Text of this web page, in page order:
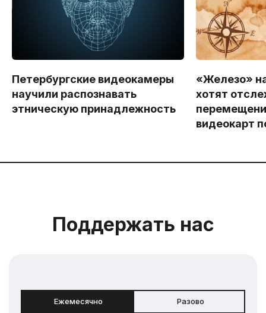
Петербургские видеокамеры
научили распознавать
этническую принадлежность
«Железо»
хотят
видеокарт
Поддержать нас
Ежемесячно Разово